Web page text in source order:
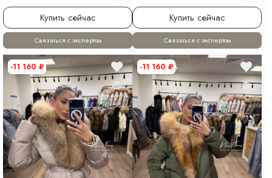
Купить сейчас
Связаться с экспертом
Купить сейчас
Связаться с экспертом
-11 160 ₽ -11 160 ₽